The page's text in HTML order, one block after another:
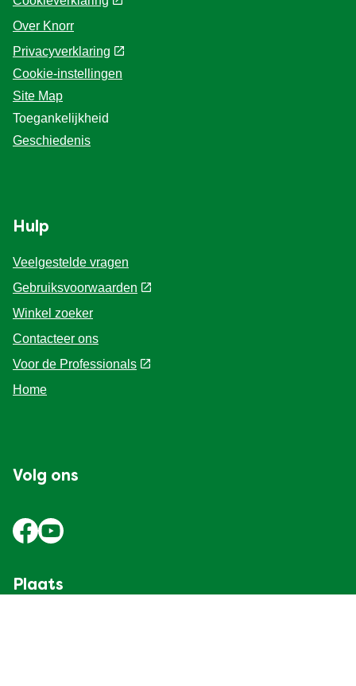
Over Knorr
Privacyverklaring
Cookie-instellingen
Site Map
Toegankelijkheid
Geschiedenis
Hulp
Veelgestelde vragen
Gebruiksvoorwaarden
Winkel zoeker
Contacteer ons
Voor de Professionals
Home
Volg ons
Plaats